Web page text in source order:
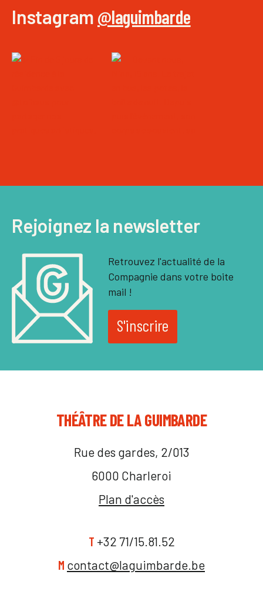
Instagram @laguimbarde
Rejoignez la newsletter
Retrouvez l'actualité de la
Compagnie dans votre boite
mail !
S'inscrire
THÉÂTRE DE LA GUIMBARDE
Rue des gardes, 2/013
6000 Charleroi
Plan d'accès
T +32 71/15.81.52
M contact@laguimbarde.be